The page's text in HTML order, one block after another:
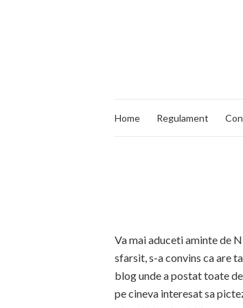
Home Regulament
Va mai aduceti aminte de
sfarsit, s-a convins ca are
blog unde a postat toate
pe cineva interesat sa